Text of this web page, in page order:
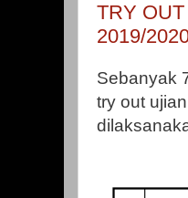
TRY
2019/
Sebanyak
try out